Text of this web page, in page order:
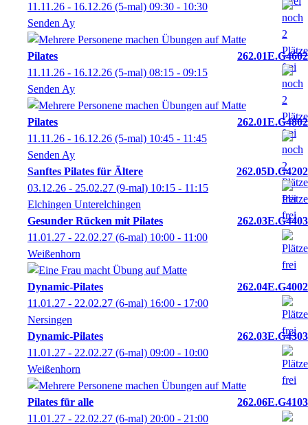
11.11.26 - 16.12.26 (5-mal) 09:30 - 10:30
Senden Ay
Pilates
262.01E.G4602
11.11.26 - 16.12.26 (5-mal) 08:15 - 09:15
Senden Ay
Pilates
262.01E.G4802
11.11.26 - 16.12.26 (5-mal) 10:45 - 11:45
Senden Ay
Sanftes Pilates für Ältere
262.05D.G4202
03.12.26 - 25.02.27 (9-mal) 10:15 - 11:15
Elchingen Unterelchingen
Gesunder Rücken mit Pilates
262.03E.G4403
11.01.27 - 22.02.27 (6-mal) 10:00 - 11:00
Weißenhorn
Dynamic-Pilates
262.04E.G4002
11.01.27 - 22.02.27 (6-mal) 16:00 - 17:00
Nersingen
Dynamic-Pilates
262.03E.G4303
11.01.27 - 22.02.27 (6-mal) 09:00 - 10:00
Weißenhorn
Pilates für alle
262.06E.G4103
11.01.27 - 22.02.27 (6-mal) 20:00 - 21:00